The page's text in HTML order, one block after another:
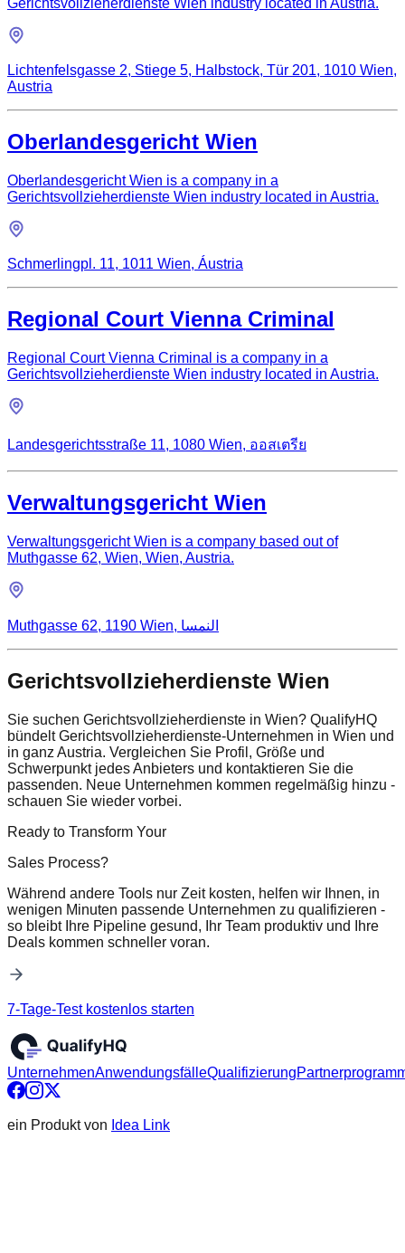
Gerichtsvollzieherdienste Wien industry located in Austria.
Lichtenfelsgasse 2, Stiege 5, Halbstock, Tür 201, 1010 Wien,
Austria
Oberlandesgericht Wien
Oberlandesgericht Wien is a company in a
Gerichtsvollzieherdienste Wien industry located in Austria.
Schmerlingpl. 11, 1011 Wien, Áustria
Regional Court Vienna Criminal
Regional Court Vienna Criminal is a company in a
Gerichtsvollzieherdienste Wien industry located in Austria.
Landesgerichtsstraße 11, 1080 Wien, ออสเตรีย
Verwaltungsgericht Wien
Verwaltungsgericht Wien is a company based out of
Muthgasse 62, Wien, Wien, Austria.
Muthgasse 62, 1190 Wien, النمسا
Gerichtsvollzieherdienste Wien
Sie suchen Gerichtsvollzieherdienste in Wien? QualifyHQ
bündelt Gerichtsvollzieherdienste-Unternehmen in Wien und
in ganz Austria. Vergleichen Sie Profil, Größe und
Schwerpunkt jedes Anbieters und kontaktieren Sie die
passenden. Neue Unternehmen kommen regelmäßig hinzu -
schauen Sie wieder vorbei.
Ready to Transform Your
Sales Process?
Während andere Tools nur Zeit kosten, helfen wir Ihnen, in
wenigen Minuten passende Unternehmen zu qualifizieren -
so bleibt Ihre Pipeline gesund, Ihr Team produktiv und Ihre
Deals kommen schneller voran.
7-Tage-Test kostenlos starten
UnternehmenAnwendungsfälleQualifizierung
ein Produkt von Idea Link